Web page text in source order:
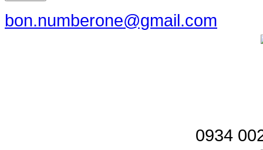
bon.numberone@gmail.com
0934